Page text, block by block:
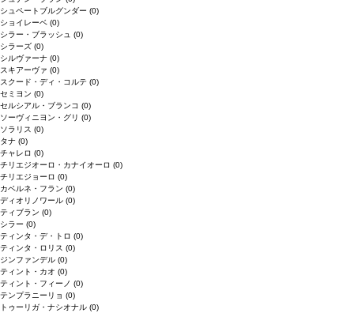
シュペートブルグンダー (0)
ショイレーベ (0)
シラー・ブラッシュ (0)
シラーズ (0)
シルヴァーナ (0)
スキアーヴァ (0)
スクード・ディ・コルテ (0)
セミヨン (0)
セルシアル・ブランコ (0)
ソーヴィニヨン・グリ (0)
ソラリス (0)
タナ (0)
チャレロ (0)
チリエジオーロ・カナイオーロ (0)
チリエジョーロ (0)
カベルネ・フラン (0)
ディオリノワール (0)
ティブラン (0)
シラー (0)
ティンタ・デ・トロ (0)
ティンタ・ロリス (0)
ジンファンデル (0)
ティント・カオ (0)
ティント・フィーノ (0)
テンプラニーリョ (0)
トゥーリガ・ナシオナル (0)